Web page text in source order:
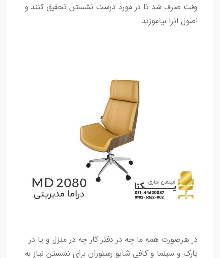
وقت صرف شد تا در مورد درست نشستن تحقیق کنند و
اصول انرا بیاموزند .
در هرصورت همه ما چه در دفتر کار چه در منزل و یا در
پارک و سینما و کافی شاپو رستوران برای نشستن نیاز به